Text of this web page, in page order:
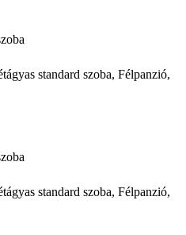
standard szoba, Félpanzió,
standard szoba, Félpanzió,